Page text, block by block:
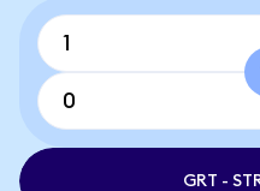
GRT -